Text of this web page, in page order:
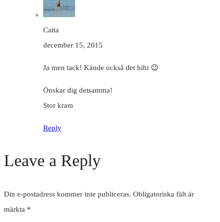
Catta
december 15, 2015
Ja men tack! Kände också det hihi 😉
Önskar dig detsamma!
Stor kram
Reply
Leave a Reply
Din e-postadress kommer inte publiceras. Obligatoriska fält är
märkta *